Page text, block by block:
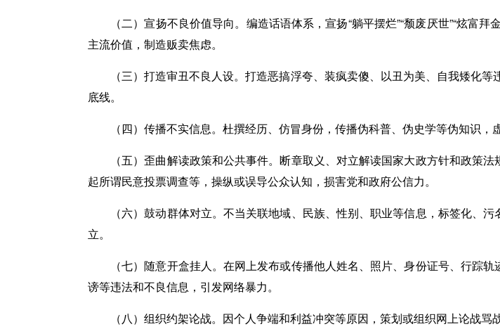
（二）宣扬不良价值导向。 编造话语体系，宣扬“躺平摆烂”“颓废厌世”“炫富
主流价值，制造贩卖焦虑。
（三）打造审丑不良人设。打造恶搞浮夸、装疯卖傻、以丑为美、自我矮化等
底线。
（四）传播不实信息。 杜撰经历、仿冒身份，传播伪科普、伪史学等伪知识，
（五）歪曲解读政策和公共事件。断章取义、对立解读国家大政方针和政策
起所谓民意投票调查等，操纵或误导公众认知，损害党和政府公信力。
（六）鼓动群体对立。 不当关联地域、民族、性别、职业等信息，标签化、
立。
（七）随意开盒挂人。 在网上发布或传播他人姓名、照片、身份证号、行踪
谤等违法和不良信息，引发网络暴力。
（八）组织约架论战。 因个人争端和利益冲突等原因，策划或组织网上论战骂